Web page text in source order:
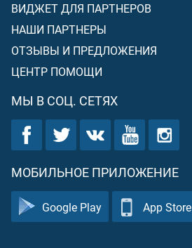
ВИДЖЕТ ДЛЯ ПАРТНЕРОВ
НАШИ ПАРТНЕРЫ
ОТЗЫВЫ И ПРЕДЛОЖЕНИЯ
ЦЕНТР ПОМОЩИ
МЫ В СОЦ. СЕТЯХ
МОБИЛЬНОЕ ПРИЛОЖЕНИЕ
Google Play App Store